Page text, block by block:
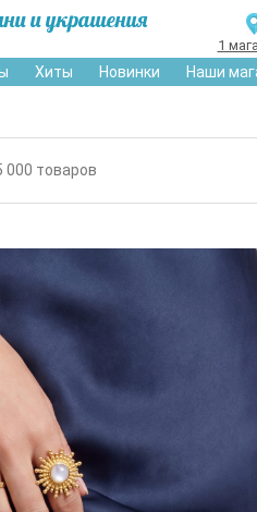
и украшения
1
Хиты Новинки Наши